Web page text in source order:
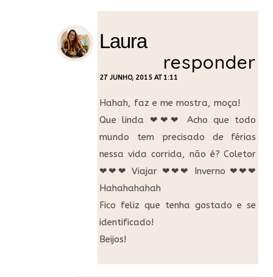
Laura
27 JUNHO, 2015 AT 1:11
responder
Hahah, faz e me mostra, moça!
Que linda ❤❤❤ Acho que todo
mundo tem precisado de férias
nessa vida corrida, não é? Coletor
❤❤❤ Viajar ❤❤❤ Inverno ❤❤❤
Hahahahahah
Fico feliz que tenha gostado e se
identificado!
Beijos!